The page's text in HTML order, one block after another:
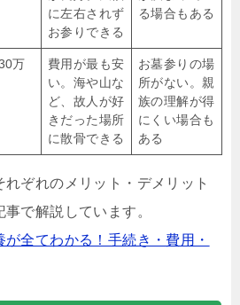
に左右されず
お参りできる
る場合もある
万
費用が最も安
い。海や山な
ど、故人が好
きだった場所
に散骨できる
お墓参りの場
所がない。親
族の理解が得
にくい場合も
ある
ぞれのメリット・デメリット
で解説しています。
全てわかる！手続き・費用・